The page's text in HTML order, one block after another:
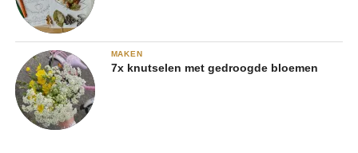
MAKEN
7x knutselen met gedroogde bloemen